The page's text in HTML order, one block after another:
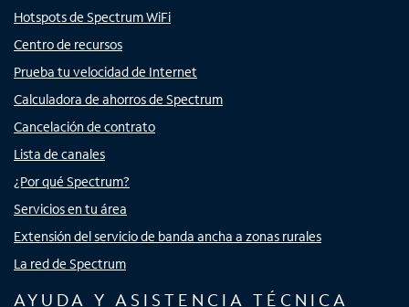
Hotspots de Spectrum WiFi
Centro de recursos
Prueba tu velocidad de Internet
Calculadora de ahorros de Spectrum
Cancelación de contrato
Lista de canales
¿Por qué Spectrum?
Servicios en tu área
Extensión del servicio de banda ancha a zonas rurales
La red de Spectrum
AYUDA Y ASISTENCIA TÉCNICA